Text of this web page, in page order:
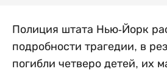
Полиция штата Нью-Йорк
подробности трагедии, в
погибли четверо детей, их